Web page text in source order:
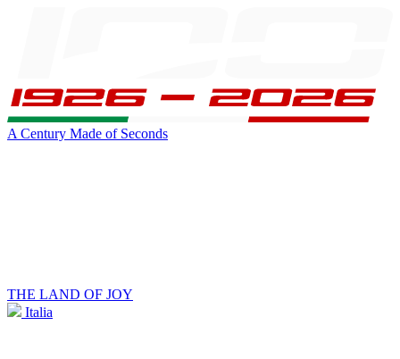
A Century Made of Seconds
THE LAND OF JOY
Italia